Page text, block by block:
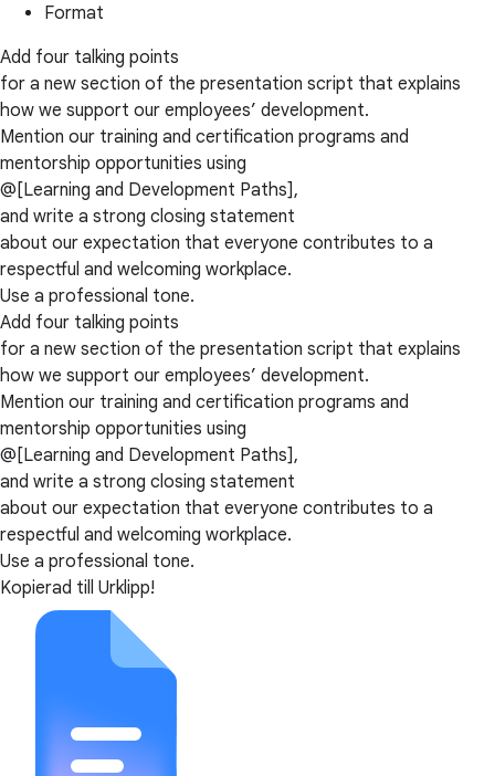
Format
Add four talking points
for a new section of the presentation script that explains
how we support our employees’ development.
Mention our training and certification programs and
mentorship opportunities using
@[Learning and Development Paths],
and write a strong closing statement
about our expectation that everyone contributes to a
respectful and welcoming workplace.
Use a professional tone.
Add four talking points
for a new section of the presentation script that explains
how we support our employees’ development.
Mention our training and certification programs and
mentorship opportunities using
@[Learning and Development Paths],
and write a strong closing statement
about our expectation that everyone contributes to a
respectful and welcoming workplace.
Use a professional tone.
Kopierad till Urklipp!